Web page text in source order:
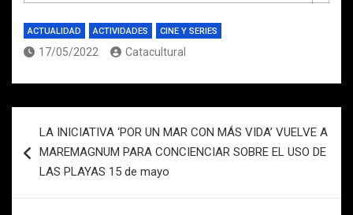
ACTUALIDAD ACTIVIDADES CINE Y SERIES
17/05/2022 Catacultural
de
entradas
LA INICIATIVA ‘POR UN MAR CON MÁS VIDA’ VUELVE A
MAREMAGNUM PARA CONCIENCIAR SOBRE EL USO DE
LAS PLAYAS 15 de mayo